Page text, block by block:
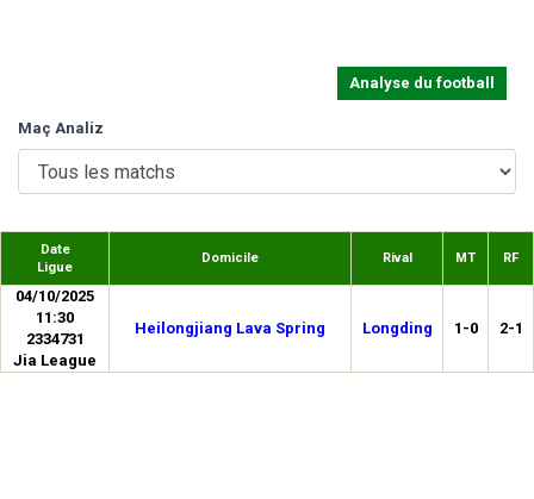
Analyse du football
Maç Analiz
Date
Ligue
Domicile Rival MT RF
04/10/2025
11:30
2334731
Jia League
Heilongjiang Lava Spring Longding 1-0 2-1